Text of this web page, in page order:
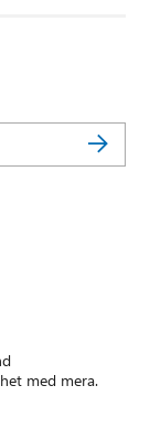
med mera.